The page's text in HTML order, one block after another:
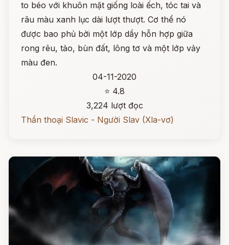
to béo với khuôn mặt giống loài ếch, tóc tai và
râu màu xanh lục dài lượt thượt. Cơ thể nó
được bao phủ bởi một lớp dầy hỗn hợp giữa
rong rêu, tảo, bùn đất, lông tơ và một lớp vảy
màu đen.
04-11-2020
⭐ 4.8
3,224 lượt đọc
Thần thoại Slavic - Người Slav (Xla-vơ)